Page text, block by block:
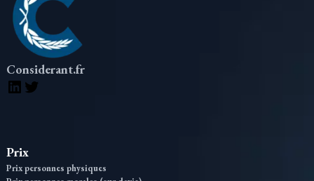
Considerant.fr
LinkedIn
Twitter
Prix
Prix personnes physiques